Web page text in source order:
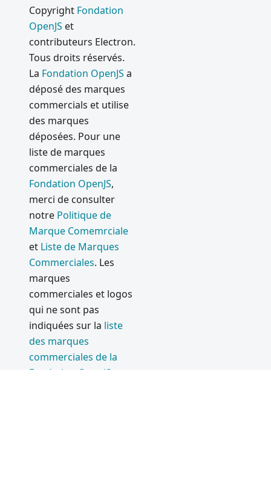
A Quiet
Place
(Dec'21)
Electron
15.0.0
Electron
14.0.0
WebView
2 et
Electron
Nouvelle
Cadence
de Sortie
Electron
Electron
13.0.0
12.0.0
2020
Electron
11.0.0
Prise en
Copyright Fondation
OpenJS et
contributeurs Electron.
Tous droits réservés.
La Fondation OpenJS a
déposé des marques
commercials et utilise
des marques
déposées. Pour une
liste de marques
commerciales de la
Fondation OpenJS,
merci de consulter
notre Politique de
Marque Comemrciale
et Liste de Marques
Commerciales. Les
marques
commerciales et logos
qui ne sont pas
indiquées sur la liste
des marques
commerciales de la
Fondation OpenJS